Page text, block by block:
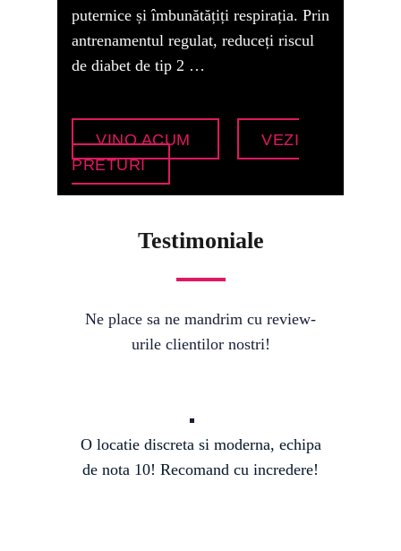
puternice și îmbunătățiți respirația. Prin
antrenamentul regulat, reduceți riscul
de diabet de tip 2 …
VINO ACUM
VEZI
PRETURI
Testimoniale
Ne place sa ne mandrim cu review-
urile clientilor nostri!
O locatie discreta si moderna, echipa
de nota 10! Recomand cu incredere!